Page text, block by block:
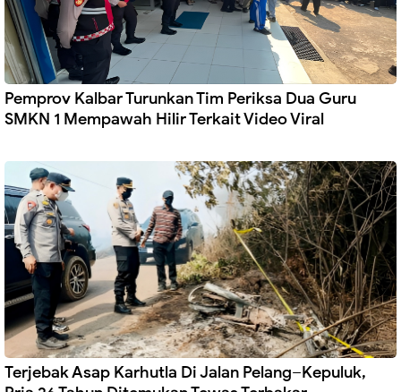
Pemprov Kalbar Turunkan Tim Periksa Dua Guru
SMKN 1 Mempawah Hilir Terkait Video Viral
Terjebak Asap Karhutla Di Jalan Pelang–Kepuluk,